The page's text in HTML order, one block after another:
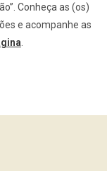
Conheça as (os)
e acompanhe as